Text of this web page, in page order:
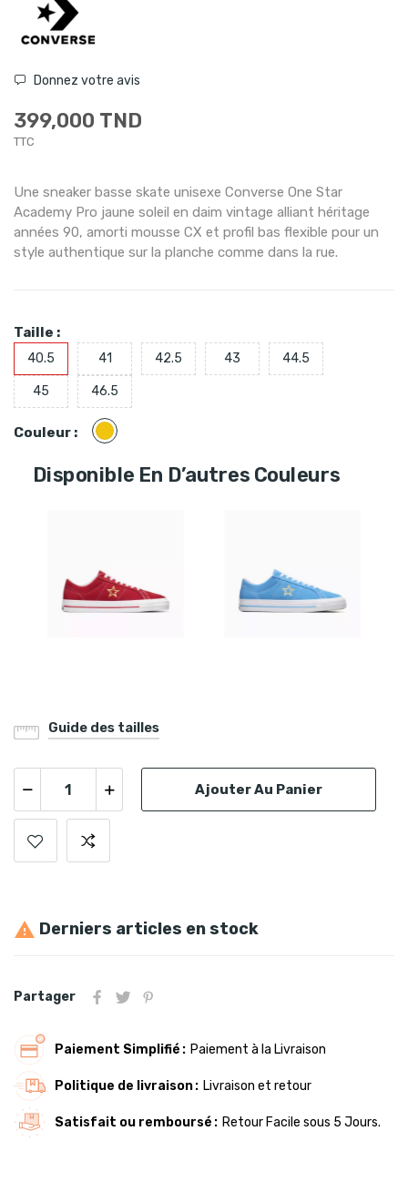
Donnez votre avis
399,000 TND
TTC
Une sneaker basse skate unisexe Converse One Star
Academy Pro jaune soleil en daim vintage alliant héritage
années 90, amorti mousse CX et profil bas flexible pour un
style authentique sur la planche comme dans la rue.
Taille :
40.5 41 42.5 43 44.5
45 46.5
Couleur : Jaune
Disponible En D’autres Couleurs
Guide des tailles
Ajouter Au Panier
 Derniers articles en stock
Partager
Paiement Simplifié Paiement à la Livraison
Politique de livraison Livraison et retour
Satisfait ou remboursé Retour Facile sous 5 Jours.